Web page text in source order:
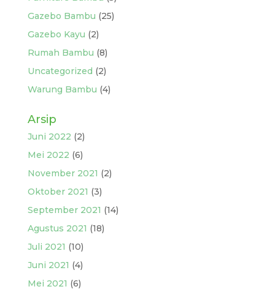
Gazebo Bambu (25)
Gazebo Kayu (2)
Rumah Bambu (8)
Uncategorized (2)
Warung Bambu (4)
Arsip
Juni 2022 (2)
Mei 2022 (6)
November 2021 (2)
Oktober 2021 (3)
September 2021 (14)
Agustus 2021 (18)
Juli 2021 (10)
Juni 2021 (4)
Mei 2021 (6)